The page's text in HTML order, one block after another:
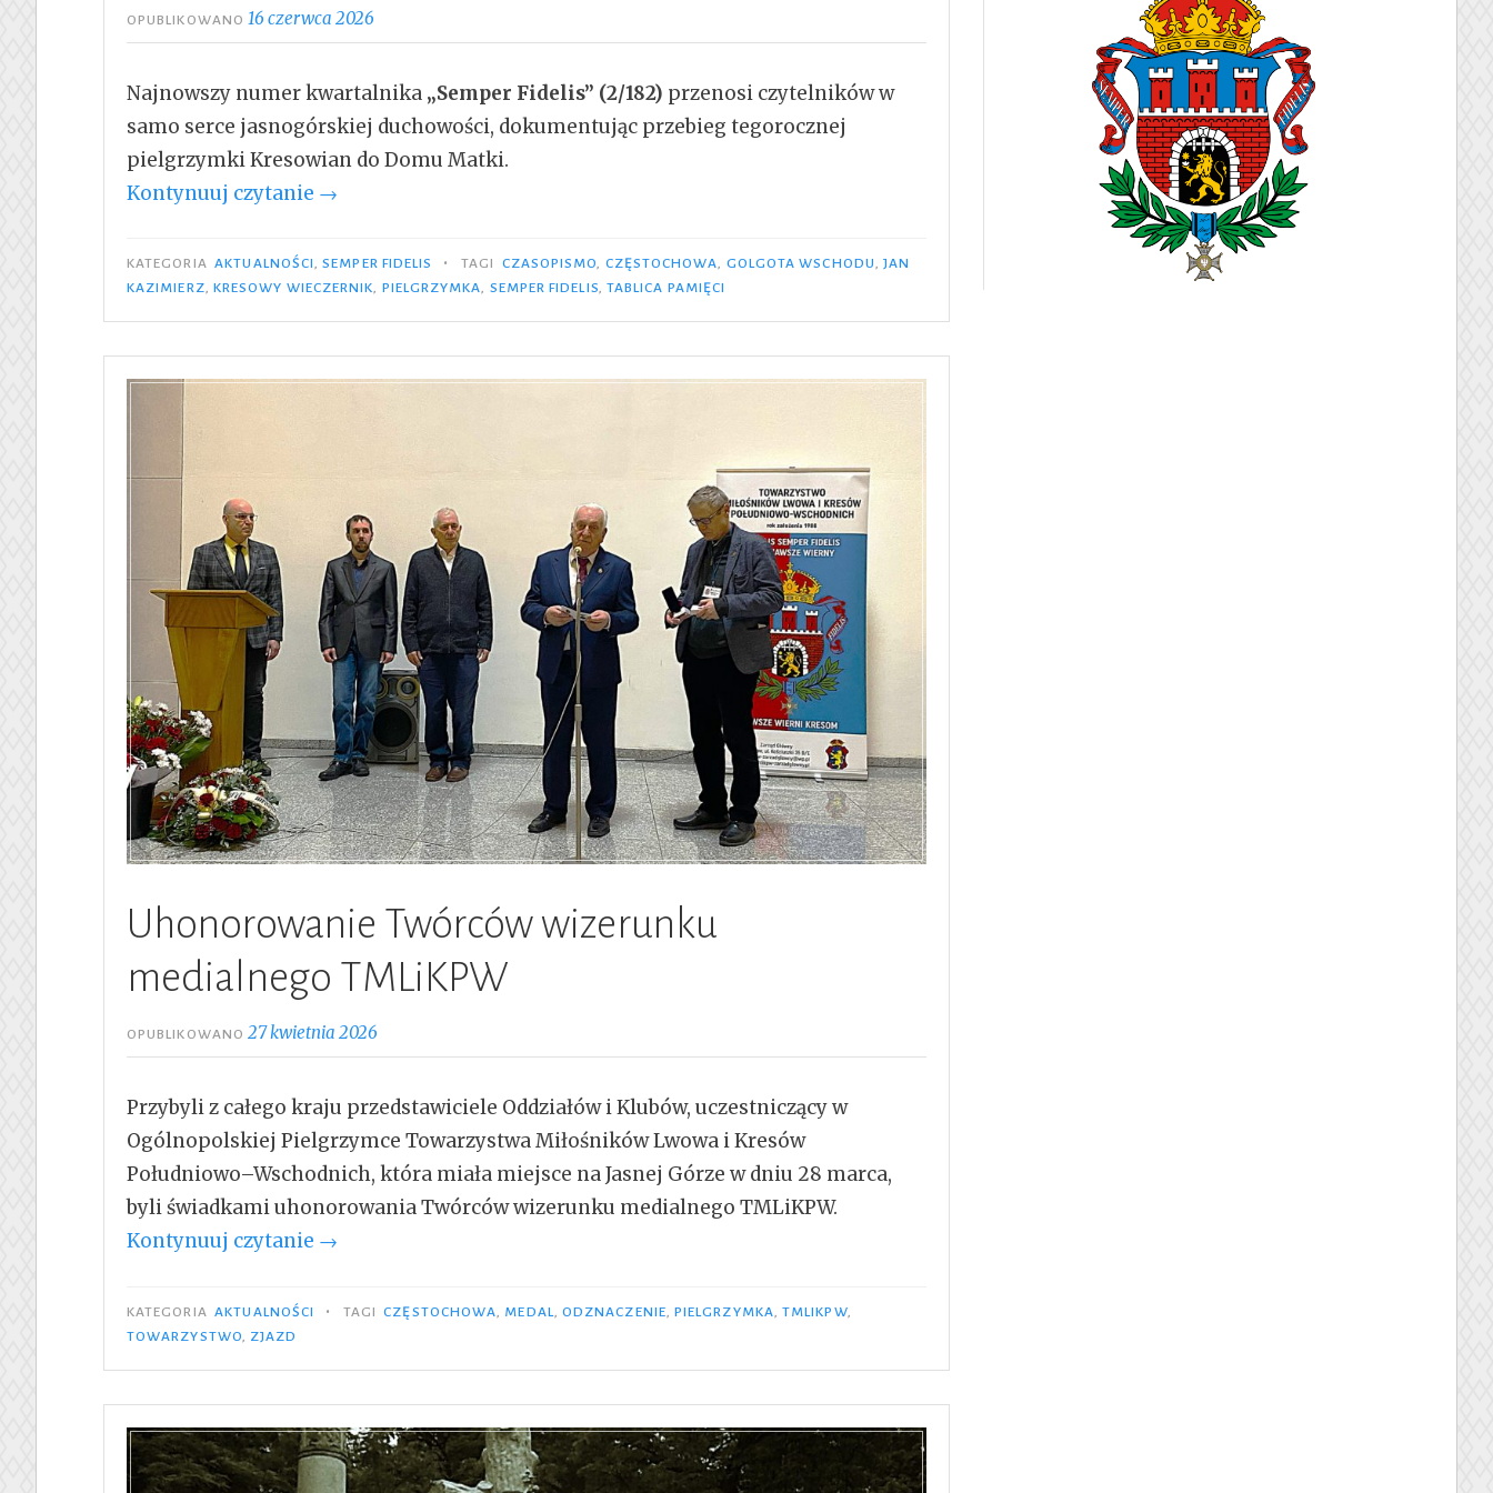
OPUBLIKOWANO 16 czerwca 2026
Najnowszy numer kwartalnika „Semper Fidelis” (2/182) przenosi czytelników w
samo serce jasnogórskiej duchowości, dokumentując przebieg tegorocznej
pielgrzymki Kresowian do Domu Matki.
Kontynuuj czytanie „Semper
Nr
2/2026”
→
KATEGORIA AKTUALNOŚCI,SEMPER FIDELIS • TAGI CZASOPISMO, CZĘSTOCHOWA, GOLGOTA WSCHODU,JAN
KAZIMIERZ, KRESOWY WIECZERNIK, PIELGRZYMKA, SEMPER FIDELIS, TABLICA PAMIĘCI
Uhonorowanie Twórców wizerunku
medialnego TMLiKPW
OPUBLIKOWANO27 kwietnia 2026
Przybyli z całego kraju przedstawiciele Oddziałów i Klubów, uczestniczący w
Ogólnopolskiej Pielgrzymce Towarzystwa Miłośników Lwowa i Kresów
Południowo–Wschodnich, która miała miejsce na Jasnej Górze w dniu 28 marca,
byli świadkami uhonorowania Twórców wizerunku medialnego TMLiKPW.
Kontynuuj czytanie „Uhonorowanie
wizerunku
TMLiKPW”
→
KATEGORIA AKTUALNOŚCI • TAGI CZĘSTOCHOWA, MEDAL, ODZNACZENIE,PIELGRZYMKA,TMLIKPW,
TOWARZYSTWO, ZJAZD